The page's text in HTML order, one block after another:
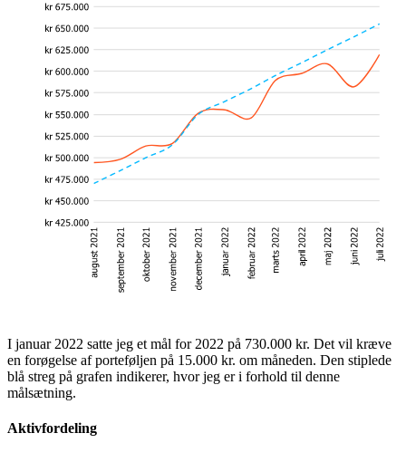
I januar 2022 satte jeg et mål for 2022 på 730.000 kr. Det vil kræve
en forøgelse af porteføljen på 15.000 kr. om måneden. Den stiplede
blå streg på grafen indikerer, hvor jeg er i forhold til denne
målsætning.
Aktivfordeling